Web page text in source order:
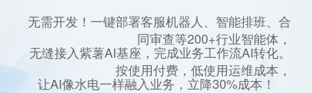
无需开发！一键部署客服机器人、智能排班、合
同审查等200+行业智能体，
无缝接入紫薯AI基座，完成业务工作流AI转化。
按使用付费，低使用运维成本，
让AI像水电一样融入业务，立降30%成本！